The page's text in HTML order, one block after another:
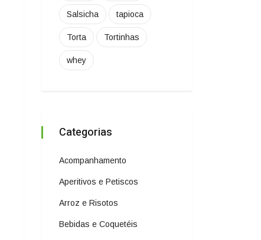
Salsicha tapioca
Torta Tortinhas
whey
Categorias
Acompanhamento
Aperitivos e Petiscos
Arroz e Risotos
Bebidas e Coquetéis